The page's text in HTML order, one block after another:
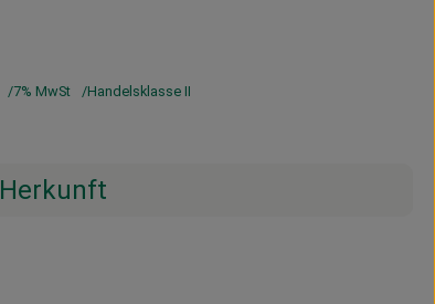
7% MwSt Handelsklasse II
Herkunft